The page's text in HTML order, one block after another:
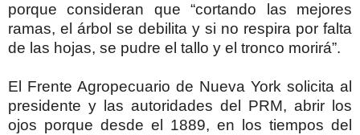
porque consideran que “cortando las mejores
ramas, el árbol se debilita y si no respira por falta
de las hojas, se pudre el tallo y el tronco morirá”.
El Frente Agropecuario de Nueva York solicita al
presidente y las autoridades del PRM, abrir los
ojos porque desde el 1889, en los tiempos del